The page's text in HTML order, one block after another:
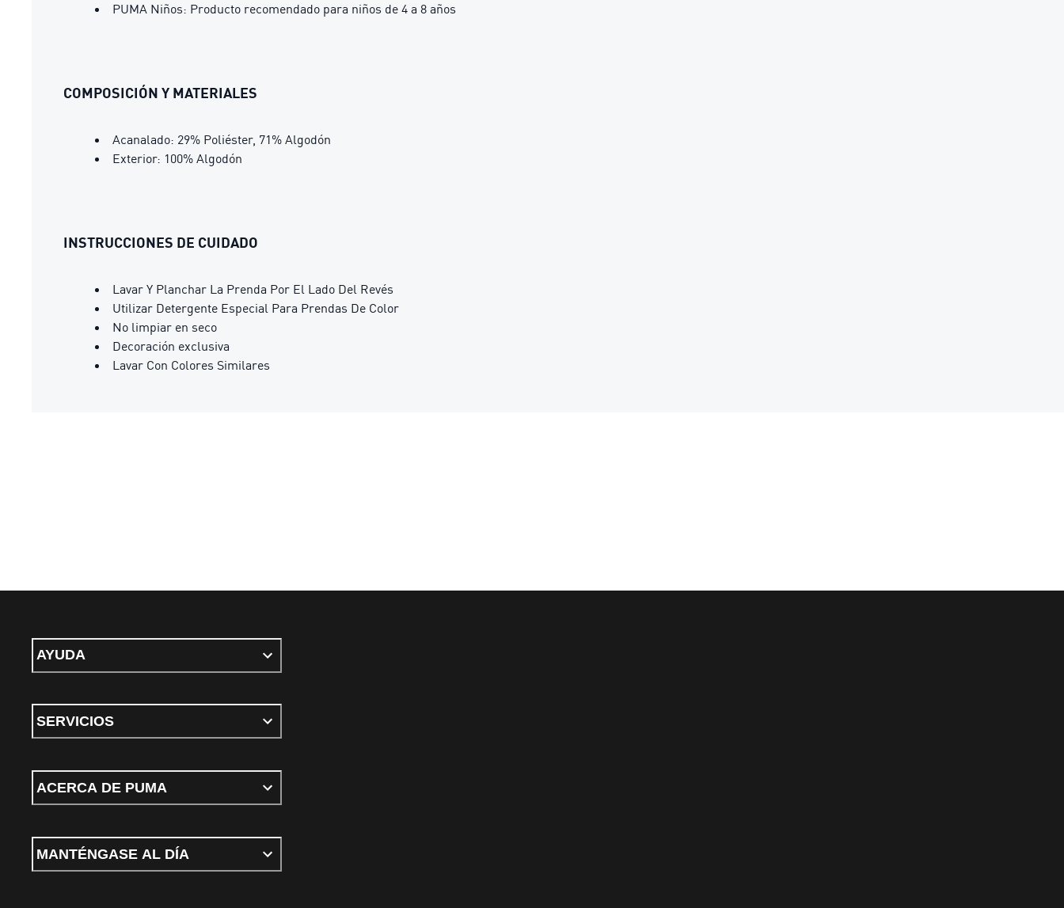
PUMA Niños: Producto recomendado para niños de 4 a 8 años
COMPOSICIÓN Y MATERIALES
Acanalado: 29% Poliéster, 71% Algodón
Exterior: 100% Algodón
INSTRUCCIONES DE CUIDADO
Lavar Y Planchar La Prenda Por El Lado Del Revés
Utilizar Detergente Especial Para Prendas De Color
No limpiar en seco
Decoración exclusiva
Lavar Con Colores Similares
AYUDA
SERVICIOS
ACERCA DE PUMA
MANTÉNGASE AL DÍA